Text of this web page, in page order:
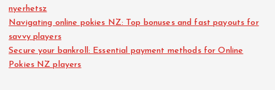
nyerhetsz
Navigating online pokies NZ: Top bonuses and fast payouts for
savvy players
Secure your bankroll: Essential payment methods for Online
Pokies NZ players